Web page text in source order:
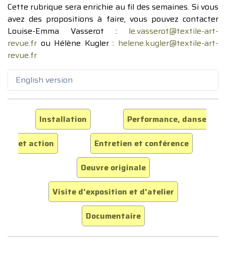
Cette rubrique sera enrichie au fil des semaines. Si vous
avez des propositions à faire, vous pouvez contacter
Louise-Emma Vasserot : le.vasserot@textile-art-
revue.fr ou Hélène Kugler : helene.kugler@textile-art-
revue.fr
English version
Installation
Performance, danse
et action
Entretien et conférence
Oeuvre originale
Visite d'exposition et d'atelier
Documentaire